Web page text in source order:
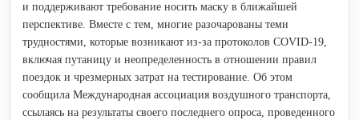
и поддерживают требование носить маску в ближайшей
перспективе. Вместе с тем, многие разочарованы теми
трудностями, которые возникают из-за протоколов COVID-19,
включая путаницу и неопределенность в отношении правил
поездок и чрезмерных затрат на тестирование. Об этом
сообщила Международная ассоциация воздушного транспорта,
ссылаясь на результаты своего последнего опроса, проведенного